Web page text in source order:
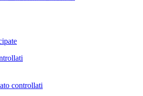
controllati